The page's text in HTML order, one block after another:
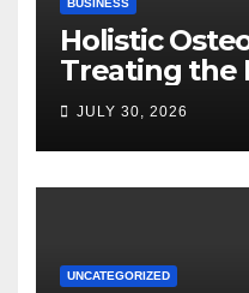
BUSINESS
Holistic
Treating the
Whole
JULY 30, 2026
UNCATEGORIZED